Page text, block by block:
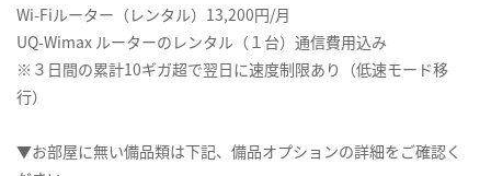
Wi-Fiルーター（レンタル）13,200円/月
UQ-Wimax ルーターのレンタル（１台）通信費用込み
※３日間の累計10ギガ超で翌日に速度制限あり（低速モード移
行）
▼お部屋に無い備品類は下記、備品オプションの詳細をご確認く